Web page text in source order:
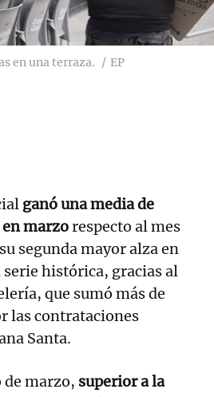
en una terraza. EP
ganó una media de
marzorespecto al mes
segunda mayor alza en
serie histórica, gracias al
que sumó más de
las contrataciones
Santa.
marzo, superior a la